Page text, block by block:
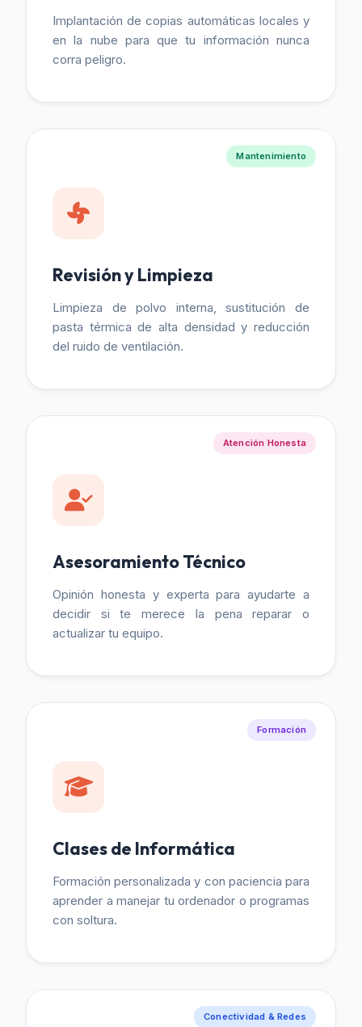
Implantación de copias automáticas locales y
en la nube para que tu información nunca
corra peligro.
Mantenimiento
Revisión y Limpieza
Limpieza de polvo interna, sustitución de
pasta térmica de alta densidad y reducción
del ruido de ventilación.
Atención Honesta
Asesoramiento Técnico
Opinión honesta y experta para ayudarte a
decidir si te merece la pena reparar o
actualizar tu equipo.
Formación
Clases de Informática
Formación personalizada y con paciencia para
aprender a manejar tu ordenador o programas
con soltura.
Conectividad & Redes